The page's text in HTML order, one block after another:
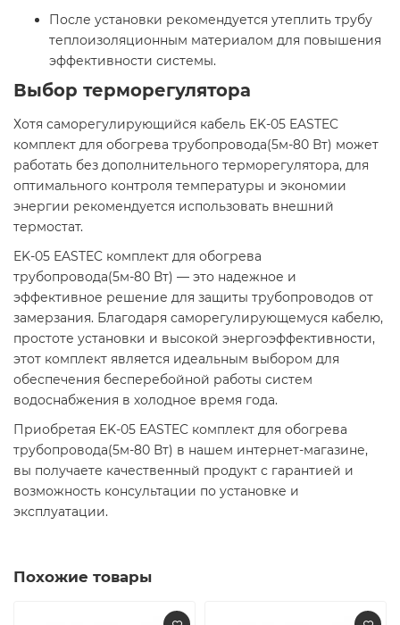
После установки рекомендуется утеплить трубу
теплоизоляционным материалом для повышения
эффективности системы.​
Выбор терморегулятора
Хотя саморегулирующийся кабель EK-05 EASTEC
комплект для обогрева трубопровода(5м-80 Вт) может
работать без дополнительного терморегулятора, для
оптимального контроля температуры и экономии
энергии рекомендуется использовать внешний
термостат.​
EK-05 EASTEC комплект для обогрева
трубопровода(5м-80 Вт) — это надежное и
эффективное решение для защиты трубопроводов от
замерзания. Благодаря саморегулирующемуся кабелю,
простоте установки и высокой энергоэффективности,
этот комплект является идеальным выбором для
обеспечения бесперебойной работы систем
водоснабжения в холодное время года.​
Приобретая EK-05 EASTEC комплект для обогрева
трубопровода(5м-80 Вт) в нашем интернет-магазине,
вы получаете качественный продукт с гарантией и
возможность консультации по установке и
эксплуатации.​
Похожие товары